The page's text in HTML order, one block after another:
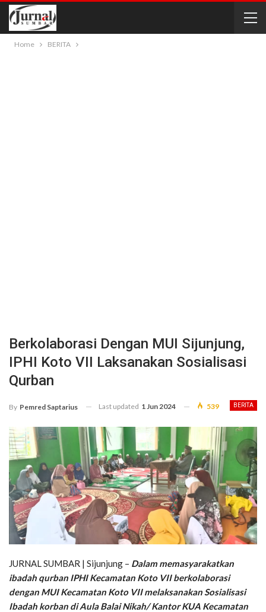
Home BERITA
Berkolaborasi Dengan MUI Sijunjung,
IPHI Koto VII Laksanakan Sosialisasi
Qurban
BERITA
By Pemred Saptarius Last updated 1 Jun 2024 539
JURNAL SUMBAR | Sijunjung – Dalam memasyarakatkan
ibadah qurban IPHI Kecamatan Koto VII berkolaborasi
dengan MUI Kecamatan Koto VII melaksanakan Sosialisasi
Ibadah korban di Aula Balai Nikah/ Kantor KUA Kecamatan